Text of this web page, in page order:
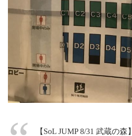
【SoL JUMP 8/31 武蔵の森】